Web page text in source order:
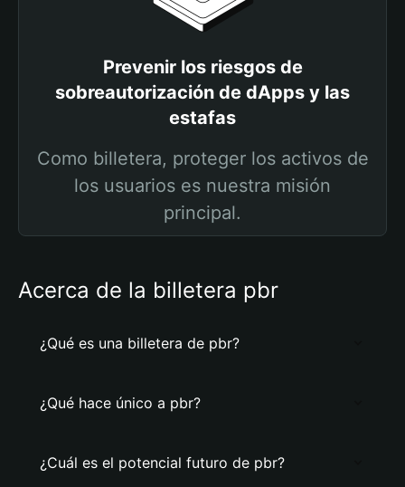
Prevenir los riesgos de
sobreautorización de dApps y las
estafas
Como billetera, proteger los activos de
los usuarios es nuestra misión
principal.
Acerca de la billetera pbr
¿Qué es una billetera de pbr?
¿Qué hace único a pbr?
¿Cuál es el potencial futuro de pbr?